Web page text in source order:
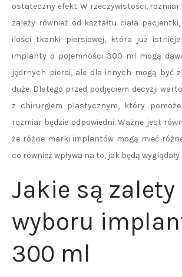
ostateczny efekt. W rzeczywistości,
zależy również od kształtu ciała
ilości tkanki piersiowej, która już
implanty o pojemności 300 ml mogą
jędrnych piersi, ale dla innych mogą być
duże. Dlatego przed podjęciem decyzji
z chirurgiem plastycznym, który
rozmiar będzie odpowiedni. Ważne jest
że różne marki implantów mogą mieć
co również wpływa na to, jak będą
Jakie są zalety
wyboru
300 ml